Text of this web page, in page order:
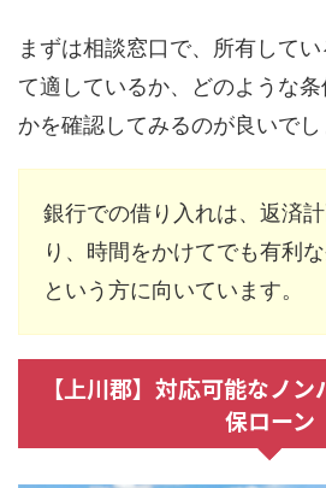
まずは相談窓口で、所有して
て適しているか、どのような
かを確認してみるのが良いでし
銀行での借り入れは、返済
り、時間をかけてでも有利
という方に向いています。
【上川郡】対応可能なノ
保ローン